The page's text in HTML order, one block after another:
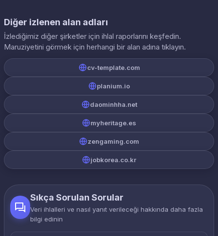
Diğer izlenen alan adları
İzlediğimiz diğer şirketler için ihlal raporlarını keşfedin.
Maruziyetini görmek için herhangi bir alan adına tıklayın.
cv-template.com
planium.io
daominhha.net
myheritage.es
zengaming.com
jobkorea.co.kr
Sıkça Sorulan Sorular
Veri ihlalleri ve nasıl yanıt verileceği hakkında daha fazla
bilgi edinin